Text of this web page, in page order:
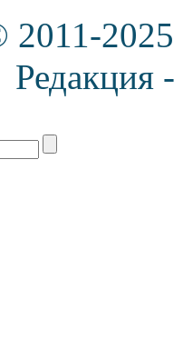
2011-
Редакция -